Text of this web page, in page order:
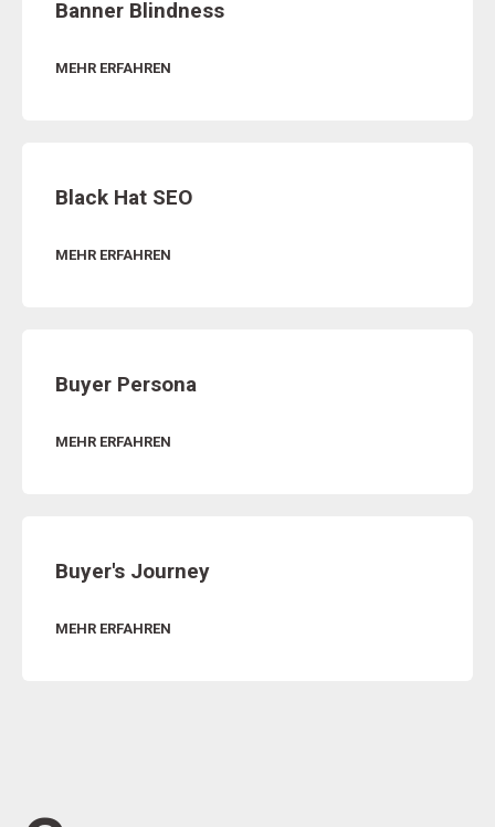
Banner Blindness
MEHR ERFAHREN
Black Hat SEO
MEHR ERFAHREN
Buyer Persona
MEHR ERFAHREN
Buyer's Journey
MEHR ERFAHREN